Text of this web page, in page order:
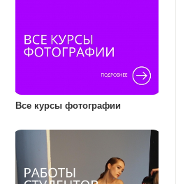
Все курсы фотографии